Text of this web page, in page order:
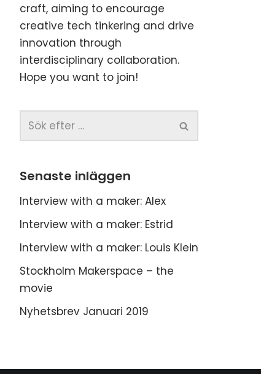
craft, aiming to encourage
creative tech tinkering and drive
innovation through
interdisciplinary collaboration.
Hope you want to join!
Senaste inläggen
Interview with a maker: Alex
Interview with a maker: Estrid
Interview with a maker: Louis Klein
Stockholm Makerspace – the
movie
Nyhetsbrev Januari 2019